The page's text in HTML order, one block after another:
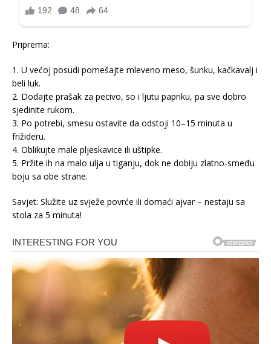
Priprema:
1. U većoj posudi pomešajte mleveno meso, šunku, kačkavalj i
beli luk.
2. Dodajte prašak za pecivo, so i ljutu papriku, pa sve dobro
sjedinite rukom.
3. Po potrebi, smesu ostavite da odstoji 10–15 minuta u
frižideru.
4. Oblikujte male pljeskavice ili uštipke.
5. Pržite ih na malo ulja u tiganju, dok ne dobiju zlatno-smeđu
boju sa obe strane.
Savjet: Služite uz svježe povrće ili domaći ajvar – nestaju sa
stola za 5 minuta!